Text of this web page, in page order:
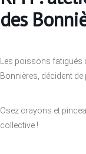
des
Les poissons
Bonnières, décident de
Osez crayons et
collective !